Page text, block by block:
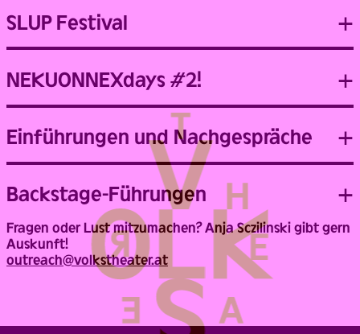
SLUP Festival
NEKUONNEXdays #2!
Einführungen und Nachgespräche
Backstage-Führungen
Fragen oder Lust mitzumachen? Anja Sczilinski gibt gern
Auskunft!
outreach@volkstheater.at